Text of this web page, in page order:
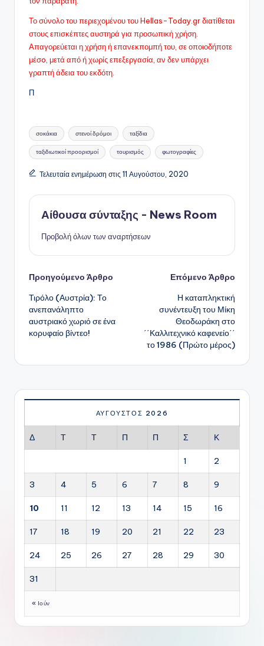
Το σύνολο του περιεχομένου του Hellas-Today.gr διατίθεται
στους επισκέπτες αυστηρά για προσωπική χρήση.
Απαγορεύεται η χρήση ή επανεκπομπή του, σε οποιοδήποτε
μέσo, μετά από ή χωρίς επεξεργασία, αν δεν υπάρχει
γραπτή άδεια του εκδότη.
Π
Ετικέτες:
σοκάκια στενοί δρόμοι ταξίδια
ταξιδιωτικοί προορισμοί τουρισμός φωτογραφίες
Τελευταία ενημέρωση στις 11 Αυγούστου, 2020
Αίθουσα σύνταξης - News Room
Προβολή όλων των αναρτήσεων
Πλοήγηση
δημοσιεύσεων
Προηγούμενο Άρθρο
Τιρόλο (Αυστρία): Το
ανεπανάληπτο
αυστριακό χωριό σε ένα
κορυφαίο βίντεο!
Επόμενο Άρθρο
Η καταπληκτική
συνέντευξη του Μίκη
Θεοδωράκη στο
΄΄Καλλιτεχνικό καφενείο΄΄
το 1986 (Πρώτο μέρος)
ΑΎΓΟΥΣΤΟΣ 2026
Δ Τ Τ Π Π Σ Κ
1 2
3 4 5 6 7 8 9
10 11 12 13 14 15 16
17 18 19 20 21 22 23
24 25 26 27 28 29 30
31
« Ιούν